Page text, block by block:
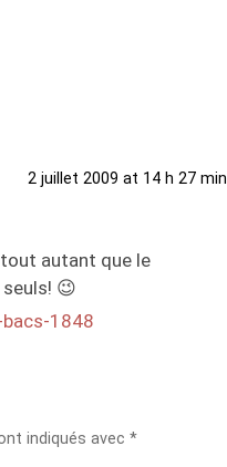
2 juillet 2009 at 14 h 27 min
autant que le
😉
1848
indiqués avec *